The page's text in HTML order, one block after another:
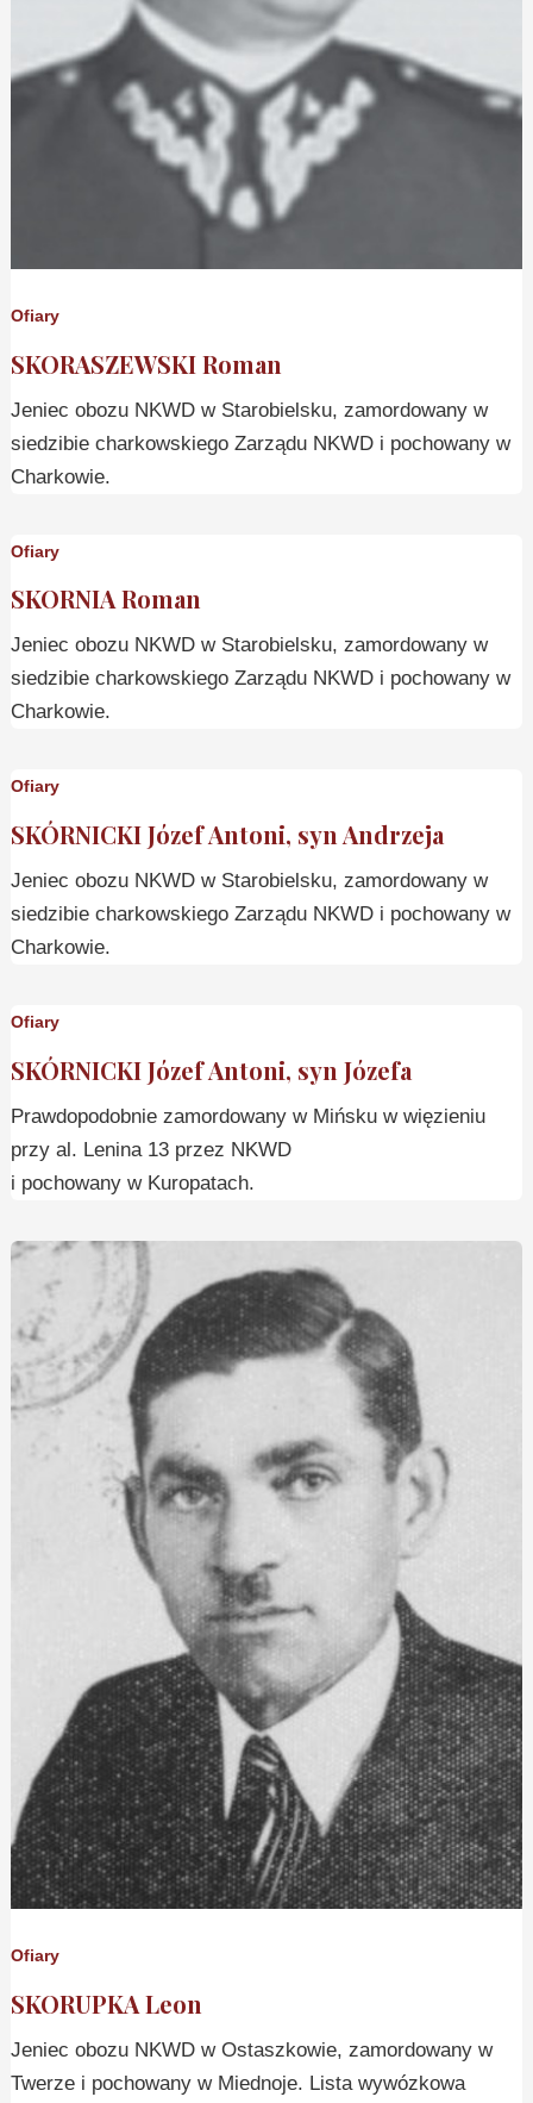
Ofiary
SKORASZEWSKI Roman
Jeniec obozu NKWD w Starobielsku, zamordowany w
siedzibie charkowskiego Zarządu NKWD i pochowany w
Charkowie.
Ofiary
SKORNIA Roman
Jeniec obozu NKWD w Starobielsku, zamordowany w
siedzibie charkowskiego Zarządu NKWD i pochowany w
Charkowie.
Ofiary
SKÓRNICKI Józef Antoni, syn Andrzeja
Jeniec obozu NKWD w Starobielsku, zamordowany w
siedzibie charkowskiego Zarządu NKWD i pochowany w
Charkowie.
Ofiary
SKÓRNICKI Józef Antoni, syn Józefa
Prawdopodobnie zamordowany w Mińsku w więzieniu
przy al. Lenina 13 przez NKWD
i pochowany w Kuropatach.
Ofiary
SKORUPKA Leon
Jeniec obozu NKWD w Ostaszkowie, zamordowany w
Twerze i pochowany w Miednoje. Lista wywózkowa